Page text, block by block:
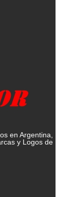
en Argentina,
y Logos de